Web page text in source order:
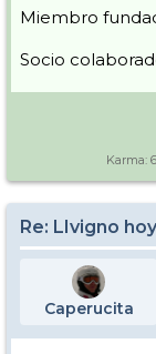
Miembro
Socio
Karma:
Re: LIvigno hoy
Caperucita